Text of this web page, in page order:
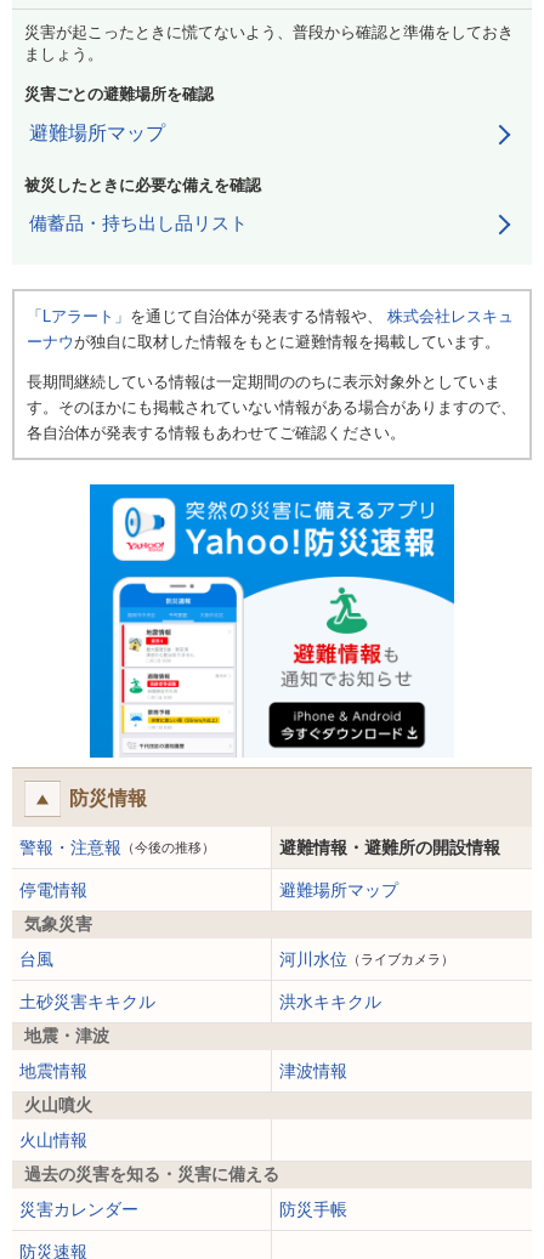
災害が起こったときに慌てないよう、普段から確認と準備をしておき
ましょう。
災害ごとの避難場所を確認
避難場所マップ
被災したときに必要な備えを確認
備蓄品・持ち出し品リスト
「Lアラート」 を通じて自治体が発表する情報や、 株式会社レスキュ
ーナウが独自に取材した情報をもとに避難情報を掲載しています。
長期間継続している情報は一定期間ののちに表示対象外としていま
す。そのほかにも掲載されていない情報がある場合がありますので、
各自治体が発表する情報もあわせてご確認ください。
防災情報
警報・注意報 （今後の推移） 避難情報・避難所の開設情報
停電情報
避難場所マップ
気象災害
台風
河川水位 （ライブカメラ）
土砂災害キキクル
洪水キキクル
地震・津波
地震情報
津波情報
火山噴火
火山情報
過去の災害を知る・災害に備える
災害カレンダー
防災手帳
防災速報